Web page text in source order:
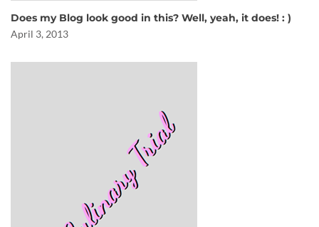
Does my Blog look good in this? Well, yeah, it does! : )
April 3, 2013